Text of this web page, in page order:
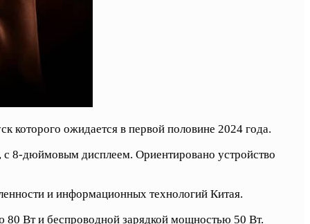
которого ожидается в первой половине 2024 года.
с 8-дюймовым дисплеем. Ориентировано устройство
и информационных технологий Китая.
Вт и беспроводной зарядкой мощностью 50 Вт.